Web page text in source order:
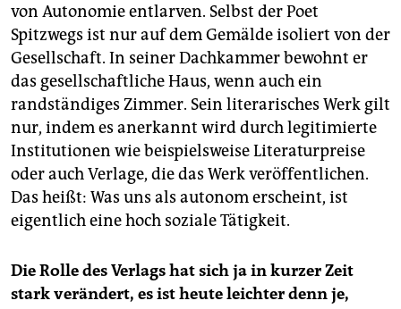
von Autonomie entlarven. Selbst der Poet
Spitzwegs ist nur auf dem Gemälde isoliert von der
Gesellschaft. In seiner Dachkammer bewohnt er
das gesellschaftliche Haus, wenn auch ein
randständiges Zimmer. Sein literarisches Werk gilt
nur, indem es anerkannt wird durch legitimierte
Institutionen wie beispielsweise Literaturpreise
oder auch Verlage, die das Werk veröffentlichen.
Das heißt: Was uns als autonom erscheint, ist
eigentlich eine hoch soziale Tätigkeit.
Die Rolle des Verlags hat sich ja in kurzer Zeit
stark verändert, es ist heute leichter denn je,